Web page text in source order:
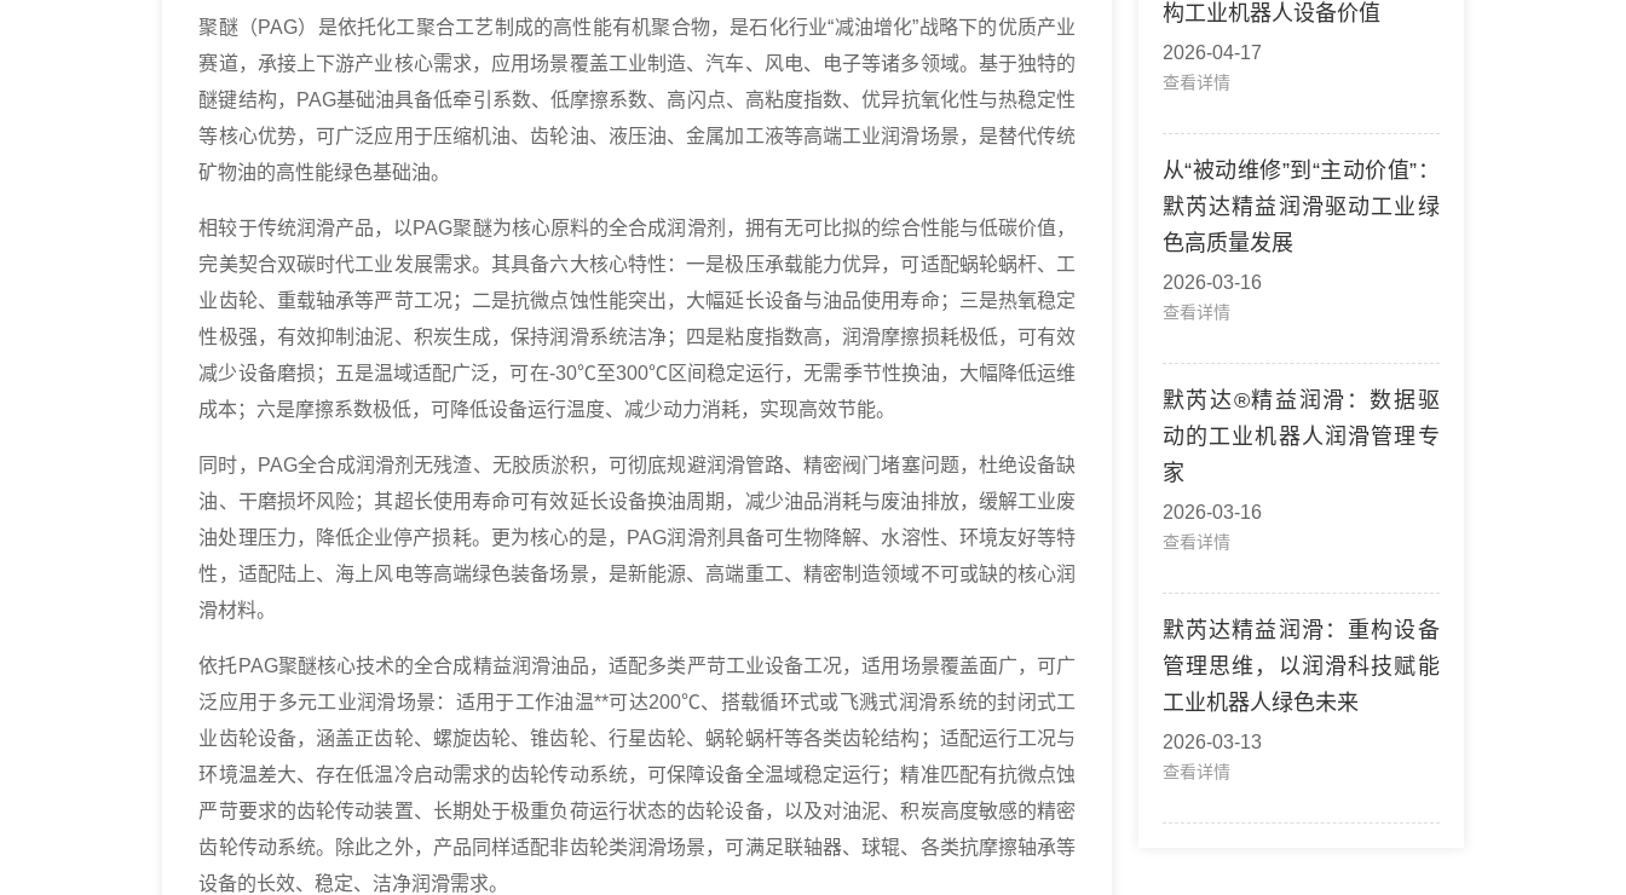
聚醚（PAG）是依托化工聚合工艺制成的高性能有机聚合物，是石化行业“减油增化”战略下的优质产业
赛道，承接上下游产业核心需求，应用场景覆盖工业制造、汽车、风电、电子等诸多领域。基于独特的
醚键结构，PAG基础油具备低牵引系数、低摩擦系数、高闪点、高粘度指数、优异抗氧化性与热稳定性
等核心优势，可广泛应用于压缩机油、齿轮油、液压油、金属加工液等高端工业润滑场景，是替代传统
矿物油的高性能绿色基础油。
相较于传统润滑产品，以PAG聚醚为核心原料的全合成润滑剂，拥有无可比拟的综合性能与低碳价值，
完美契合双碳时代工业发展需求。其具备六大核心特性：一是极压承载能力优异，可适配蜗轮蜗杆、工
业齿轮、重载轴承等严苛工况；二是抗微点蚀性能突出，大幅延长设备与油品使用寿命；三是热氧稳定
性极强，有效抑制油泥、积炭生成，保持润滑系统洁净；四是粘度指数高，润滑摩擦损耗极低，可有效
减少设备磨损；五是温域适配广泛，可在-30℃至300℃区间稳定运行，无需季节性换油，大幅降低运维
成本；六是摩擦系数极低，可降低设备运行温度、减少动力消耗，实现高效节能。
同时，PAG全合成润滑剂无残渣、无胶质淤积，可彻底规避润滑管路、精密阀门堵塞问题，杜绝设备缺
油、干磨损坏风险；其超长使用寿命可有效延长设备换油周期，减少油品消耗与废油排放，缓解工业废
油处理压力，降低企业停产损耗。更为核心的是，PAG润滑剂具备可生物降解、水溶性、环境友好等特
性，适配陆上、海上风电等高端绿色装备场景，是新能源、高端重工、精密制造领域不可或缺的核心润
滑材料。
依托PAG聚醚核心技术的全合成精益润滑油品，适配多类严苛工业设备工况，适用场景覆盖面广，可广
泛应用于多元工业润滑场景：适用于工作油温**可达200℃、搭载循环式或飞溅式润滑系统的封闭式工
业齿轮设备，涵盖正齿轮、螺旋齿轮、锥齿轮、行星齿轮、蜗轮蜗杆等各类齿轮结构；适配运行工况与
环境温差大、存在低温冷启动需求的齿轮传动系统，可保障设备全温域稳定运行；精准匹配有抗微点蚀
严苛要求的齿轮传动装置、长期处于极重负荷运行状态的齿轮设备，以及对油泥、积炭高度敏感的精密
齿轮传动系统。除此之外，产品同样适配非齿轮类润滑场景，可满足联轴器、球辊、各类抗摩擦轴承等
设备的长效、稳定、洁净润滑需求。
构工业机器人设备价值
2026-04-17
查看详情
从“被动维修”到“主动价值”：
默芮达精益润滑驱动工业绿
色高质量发展
2026-03-16
查看详情
默芮达®精益润滑：数据驱
动的工业机器人润滑管理专
家
2026-03-16
查看详情
默芮达精益润滑：重构设备
管理思维，以润滑科技赋能
工业机器人绿色未来
2026-03-13
查看详情